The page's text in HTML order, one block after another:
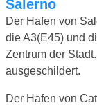
Salerno
Der Hafen von
die A3(E45) und
Zentrum der
ausgeschildert.
Der Hafen von